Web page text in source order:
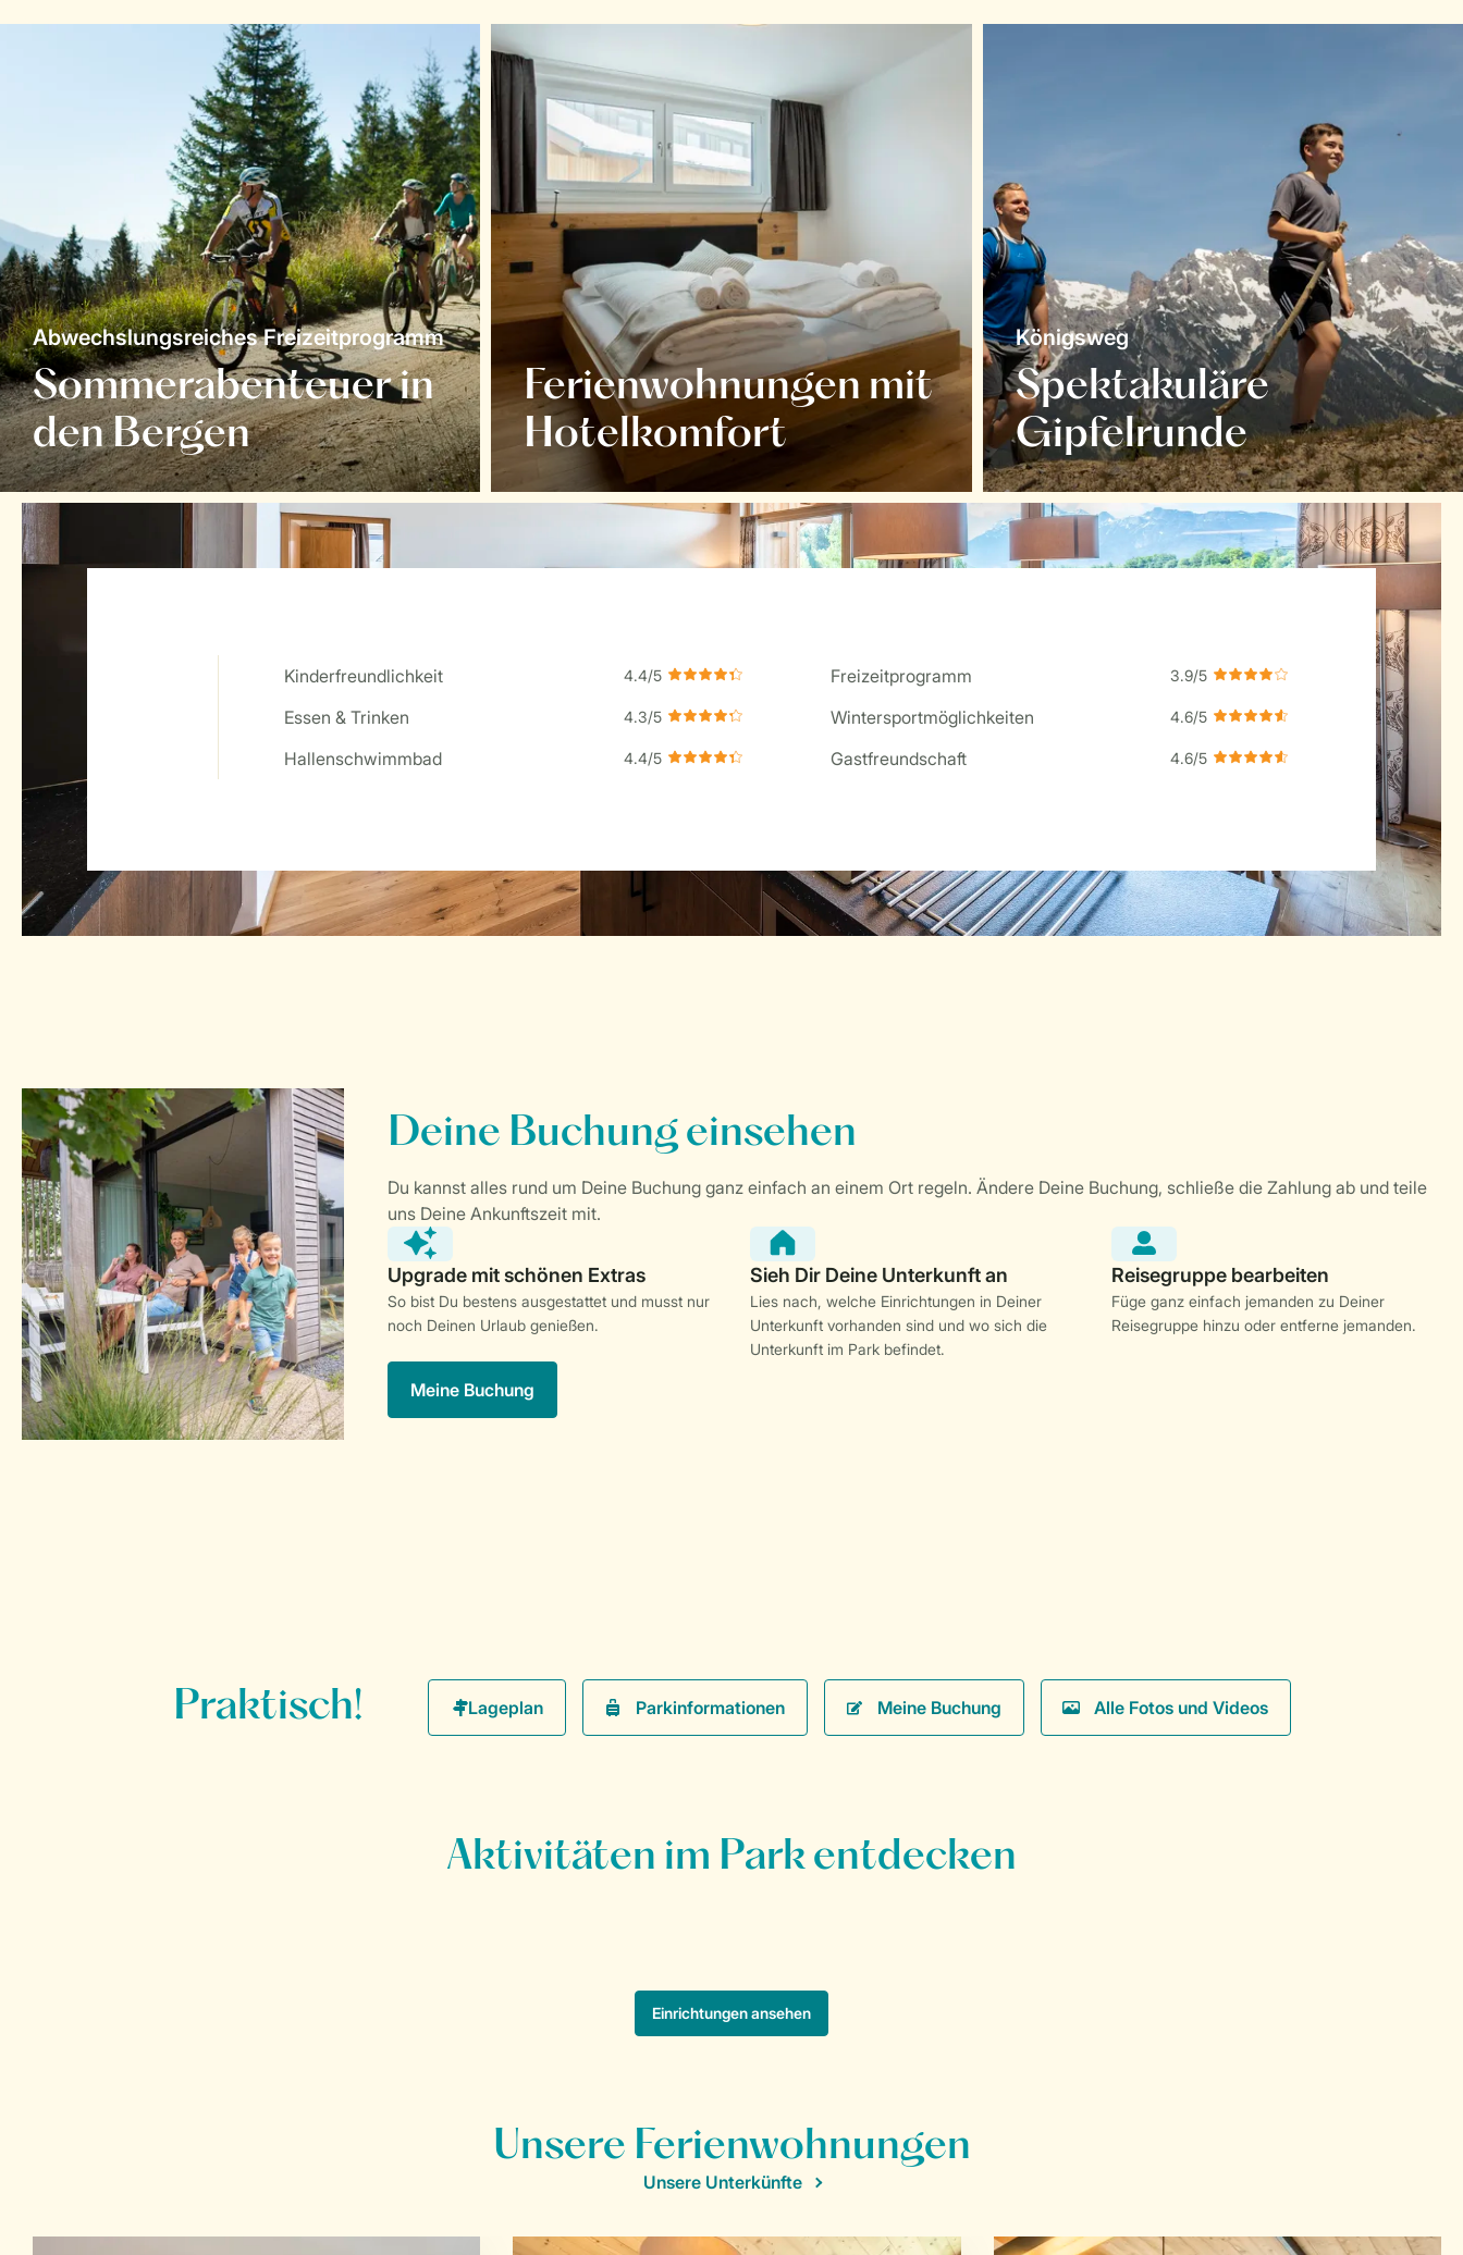
Sommerabenteuer in
den Bergen
Abwechslungsreiches Freizeitprogramm
Ferienwohnungen mit
Hotelkomfort
Spektakuläre
Gipfelrunde
Königsweg
Service Rating from our guests
Kinderfreundlichkeit
Freizeitprogramm
Essen & Trinken
Wintersportmöglichkeiten
Hallenschwimmbad
Gastfreundschaft
So bist Du bestens ausgestattet und musst nur
noch Deinen Urlaub genießen.
Lies nach, welche Einrichtungen in Deiner
Unterkunft vorhanden sind und wo sich die
Unterkunft im Park befindet.
Füge ganz einfach jemanden zu Deiner
Reisegruppe hinzu oder entferne jemanden.
Meine Buchung
Praktisch! Parkinformationen Meine Buchung Alle Fotos und Videos
Unsere Ferienwohnungen
Unsere Unterkünfte